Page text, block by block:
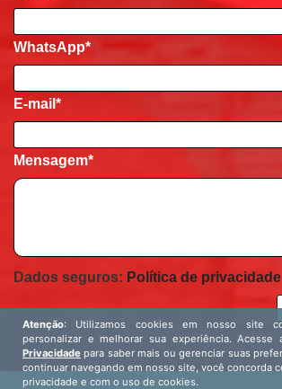
WhatsApp*
E-mail *
Mensagem*
Dados seguros: Política de privacidade